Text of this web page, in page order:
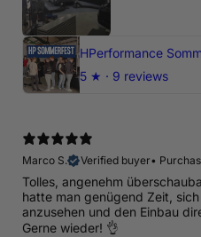
5 ★ · 9 reviews
Marco S.
Verified buyer•
Tolles, angenehm
hatte man genügend Zeit,
anzusehen und den Einbau
Gerne wieder! 👌